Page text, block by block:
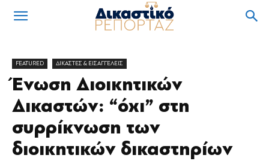
FEATURED ΔΙΚΑΣΤΕΣ & ΕΙΣΑΓΓΕΛΕΙΣ
Ένωση Διοικητικών
Δικαστών: “όχι” στη
συρρίκνωση των
διοικητικών δικαστηρίων